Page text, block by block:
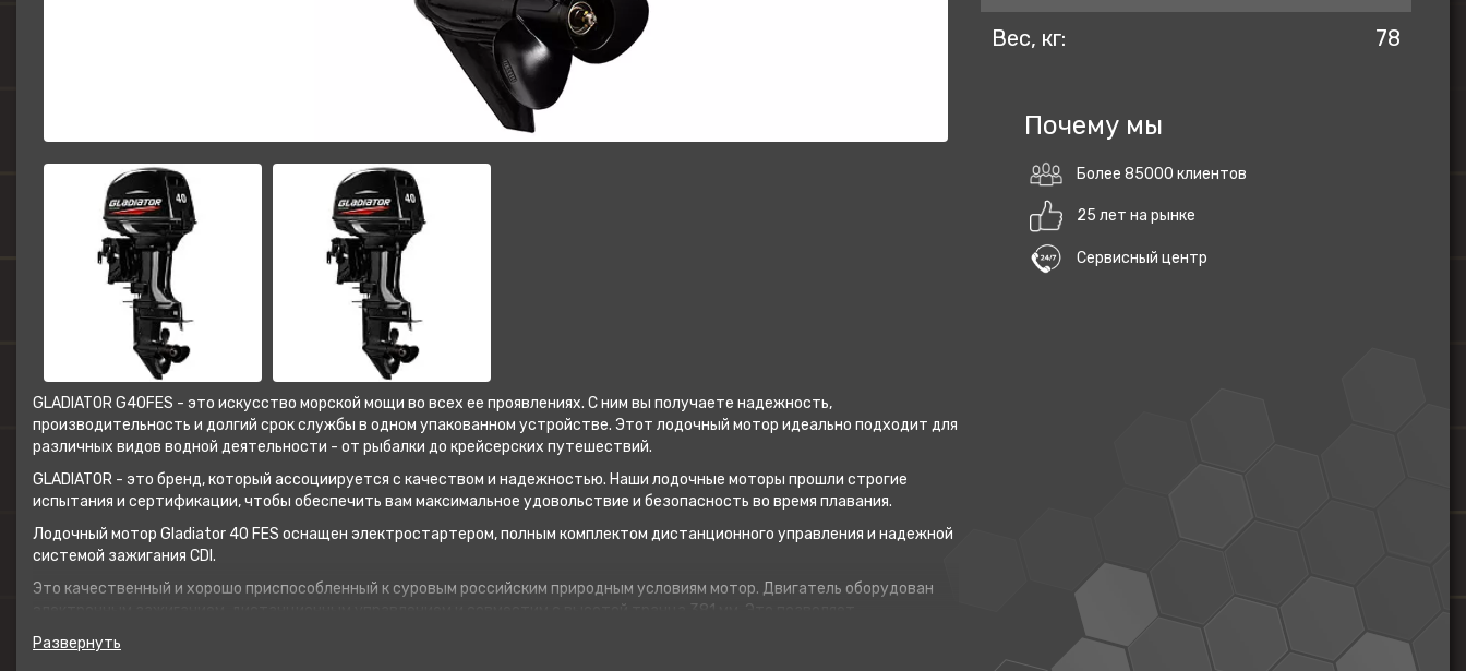
GLADIATOR G40FES - это искусство морской мощи во всех ее проявлениях. С ним вы получаете надежность,
производительность и долгий срок службы в одном упакованном устройстве. Этот лодочный мотор идеально подходит для
различных видов водной деятельности - от рыбалки до крейсерских путешествий.
GLADIATOR - это бренд, который ассоциируется с качеством и надежностью. Наши лодочные моторы прошли строгие
испытания и сертификации, чтобы обеспечить вам максимальное удовольствие и безопасность во время плавания.
Лодочный мотор Gladiator 40 FES оснащен электростартером, полным комплектом дистанционного управления и надежной
системой зажигания CDI.
Это качественный и хорошо приспособленный к суровым российским природным условиям мотор. Двигатель оборудован
электронным зажиганием, дистанционным управлением и совместим с высотой транца 381 мм. Это позволяет
устанавливать мотор на различные плавательные средства, включая маломерные надувные лодки с мягким или жестким
дном, а также более крупные катера и небольшие яхты.
Вес, кг:
78
Почему мы
Более 85000 клиентов
25 лет на рынке
Сервисный центр